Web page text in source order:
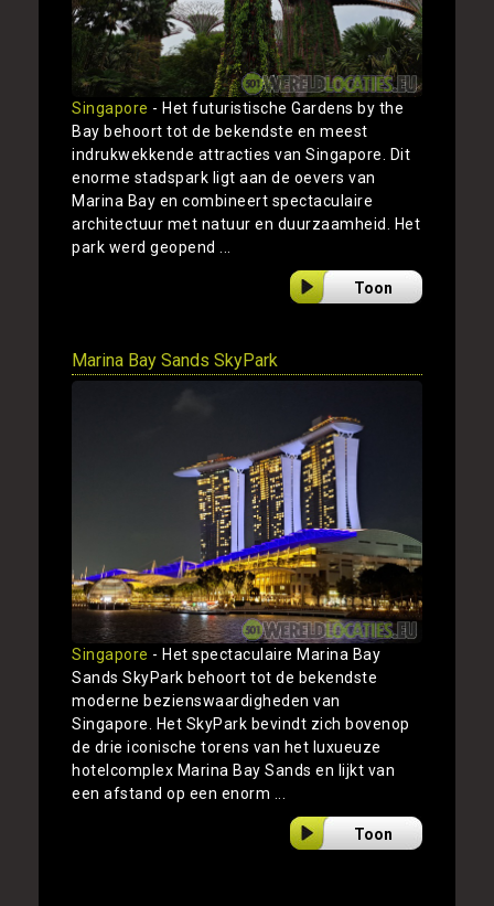
Singapore - Het futuristische Gardens by the
Bay behoort tot de bekendste en meest
indrukwekkende attracties van Singapore. Dit
enorme stadspark ligt aan de oevers van
Marina Bay en combineert spectaculaire
architectuur met natuur en duurzaamheid. Het
park werd geopend ...
Toon
Marina Bay Sands SkyPark
Singapore - Het spectaculaire Marina Bay
Sands SkyPark behoort tot de bekendste
moderne bezienswaardigheden van
Singapore. Het SkyPark bevindt zich bovenop
de drie iconische torens van het luxueuze
hotelcomplex Marina Bay Sands en lijkt van
een afstand op een enorm ...
Toon